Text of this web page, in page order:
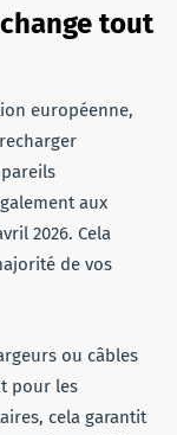
tout
européenne,
aux
2026. Cela
de vos
ou câbles
pour les
cela garantit